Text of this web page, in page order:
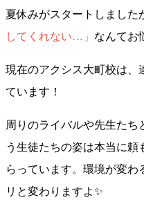
夏休みがスタートしました
してくれない…」 なんてお
現在のアクシス大町校は、
ています！
周りのライバルや先生た
う生徒たちの姿は本当に頼
らっています。環境が変わ
リと変わりますよ✨